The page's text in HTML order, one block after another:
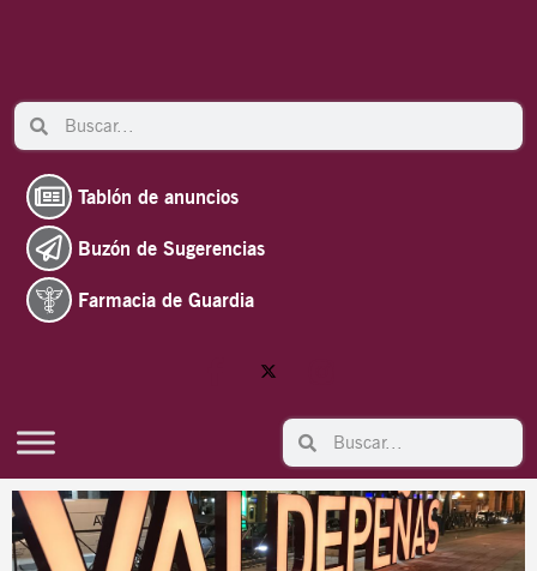
Search Search
Tablón de anuncios
Buzón de Sugerencias
Farmacia de Guardia
Search Search